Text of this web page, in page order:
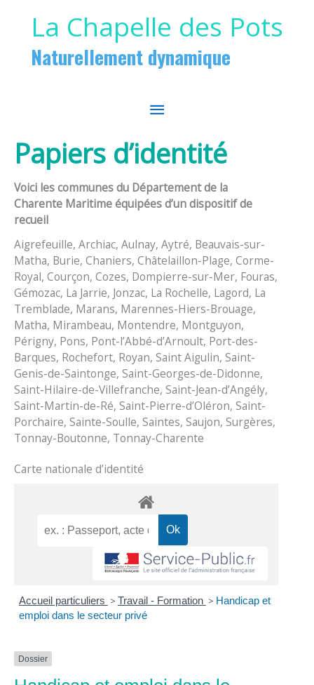
La Chapelle des Pots
Naturellement dynamique
MENU
PRINCIPAL
Papiers d’identité
Voici les communes du Département de la
Charente Maritime équipées d’un dispositif de
recueil
Aigrefeuille, Archiac, Aulnay, Aytré, Beauvais-sur-
Matha, Burie, Chaniers, Châtelaillon-Plage, Corme-
Royal, Courçon, Cozes, Dompierre-sur-Mer, Fouras,
Gémozac, La Jarrie, Jonzac, La Rochelle, Lagord, La
Tremblade, Marans, Marennes-Hiers-Brouage,
Matha, Mirambeau, Montendre, Montguyon,
Périgny, Pons, Pont-l’Abbé-d’Arnoult, Port-des-
Barques, Rochefort, Royan, Saint Aigulin, Saint-
Genis-de-Saintonge, Saint-Georges-de-Didonne,
Saint-Hilaire-de-Villefranche, Saint-Jean-d’Angély,
Saint-Martin-de-Ré, Saint-Pierre-d’Oléron, Saint-
Porchaire, Sainte-Soulle, Saintes, Saujon, Surgères,
Tonnay-Boutonne, Tonnay-Charente
Carte nationale d’identité
Accueil particuliers > Travail - Formation > Handicap et
emploi dans le secteur privé
Dossier